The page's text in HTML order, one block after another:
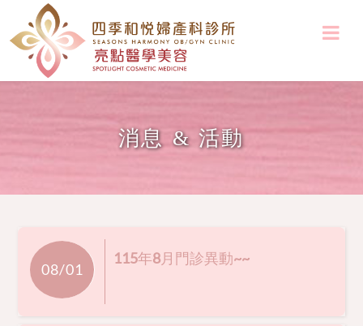
消息 & 活動
08/01
115年8月門診異動~~